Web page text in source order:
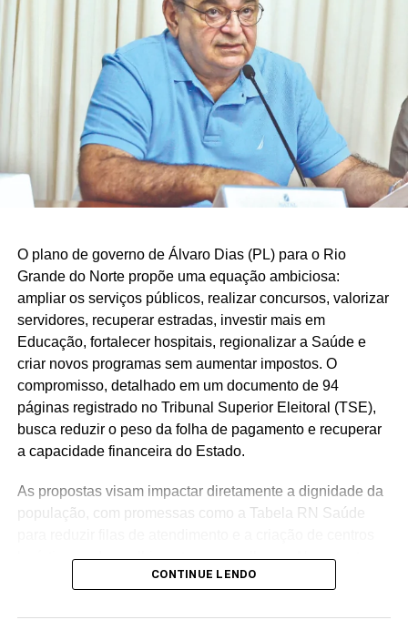
O plano de governo de Álvaro Dias (PL) para o Rio
Grande do Norte propõe uma equação ambiciosa:
ampliar os serviços públicos, realizar concursos, valorizar
servidores, recuperar estradas, investir mais em
Educação, fortalecer hospitais, regionalizar a Saúde e
criar novos programas sem aumentar impostos. O
compromisso, detalhado em um documento de 94
páginas registrado no Tribunal Superior Eleitoral (TSE),
busca reduzir o peso da folha de pagamento e recuperar
a capacidade financeira do Estado.
As propostas visam impactar diretamente a dignidade da
população, com promessas como a Tabela RN Saúde
logísticos e de acolhimento para mulheres. No entanto, o
diagnóstico financeiro do próprio plano revela um cenário
CONTINUE LENDO